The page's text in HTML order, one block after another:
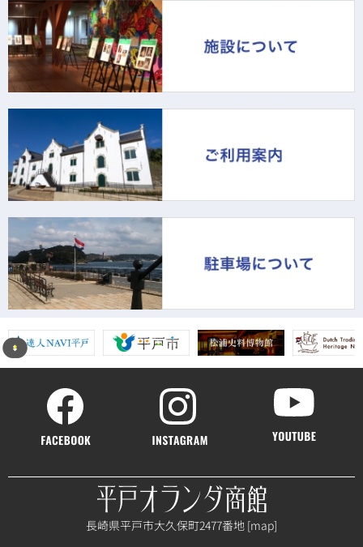
長崎県平戸市大久保町2477番地 [map]